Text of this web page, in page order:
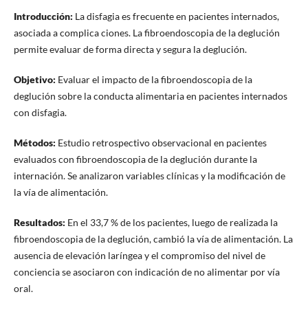
Introducción: La disfagia es frecuente en pacientes internados,
asociada a complica ciones. La fibroendoscopia de la deglución
permite evaluar de forma directa y segura la deglución.
Objetivo: Evaluar el impacto de la fibroendoscopia de la
deglución sobre la conducta alimentaria en pacientes internados
con disfagia.
Métodos: Estudio retrospectivo observacional en pacientes
evaluados con fibroendoscopia de la deglución durante la
internación. Se analizaron variables clínicas y la modificación de
la vía de alimentación.
Resultados: En el 33,7 % de los pacientes, luego de realizada la
fibroendoscopia de la deglución, cambió la vía de alimentación. La
ausencia de elevación laríngea y el compromiso del nivel de
conciencia se asociaron con indicación de no alimentar por vía
oral.